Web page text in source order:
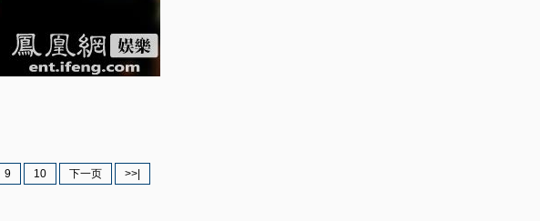
9 10 下一页 >>|